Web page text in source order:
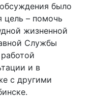
было
цель – помочь
жизненной
Службы
и в
с другими